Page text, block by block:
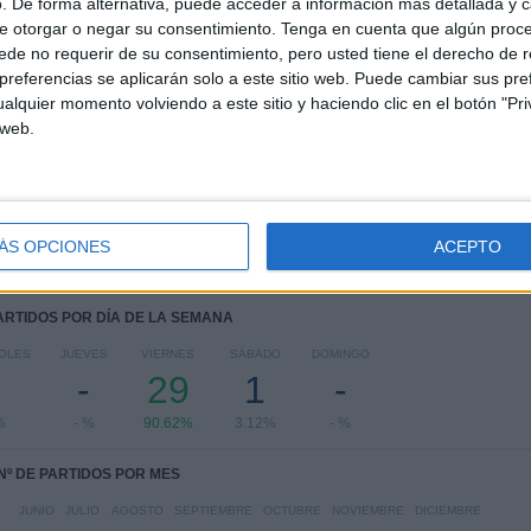
otorgar o negar su consentimiento. Tenga en cuenta que algún
no requerir de su consentimiento, pero usted tiene el derecho de
se aplicarán solo a este sitio web. Puede cambiar sus
momento volviendo a este sitio y haciendo clic en el botón
OPCIONES ACEPTO
RIVALES
VS FC Rouen
COMPETICIONES
RANKING POR COMPETICIONES
POR DÍA DE LA SEMANA
JUEVES
-
- %
VIERNES
29
90.62%
SÁBADO
1
3.12%
DOMINGO
-
- %
Nº DE PARTIDOS POR MES
JUNIO JULIO AGOSTO SEPTIEMBRE OCTUBRE NOVIEMBRE DICIEMBRE